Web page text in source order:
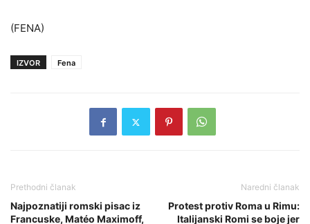
(FENA)
IZVOR Fena
Prethodni članak
Najpoznatiji romski pisac iz
Francuske, Matéo Maximoff,
Naredni članak
Protest protiv Roma u Rimu:
Italijanski Romi se boje jer